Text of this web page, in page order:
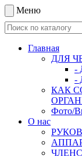
Меню
Главная
ДЛЯ
-
-
КАК
Фото/
О нас